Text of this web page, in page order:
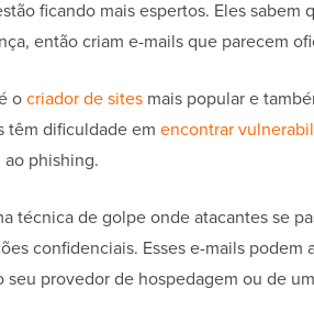
ficando mais espertos. Eles
então criam e-mails que parecem
ocriador de sites mais popular e
têm dificuldade em encontrar
phishing.
técnica de golpe onde atacantes se
confidenciais. Esses e-mails podem
seu provedor de hospedagem ou de